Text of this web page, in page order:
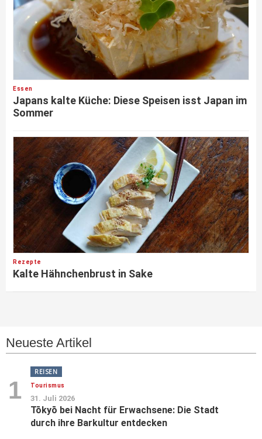
Essen
Japans kalte Küche: Diese Speisen isst Japan im
Sommer
Rezepte
Kalte Hähnchenbrust in Sake
Neueste Artikel
1
REISEN
Tourismus
31. Juli 2026
Tōkyō bei Nacht für Erwachsene: Die Stadt
durch ihre Barkultur entdecken